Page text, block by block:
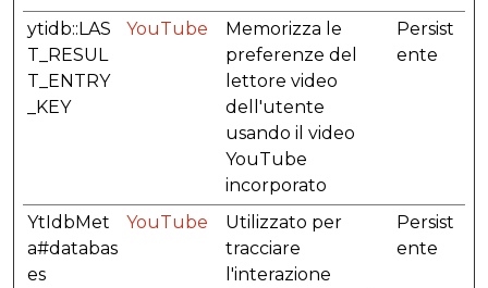
ytidb::LAS
T_RESUL
T_ENTRY
_KEY
YouTube
Memorizza le
preferenze del
lettore video
dell'utente
usando il video
YouTube
incorporato
Persist
ente
YtIdbMet
a#databas
es
YouTube
Utilizzato per
tracciare
l'interazione
Persist
ente